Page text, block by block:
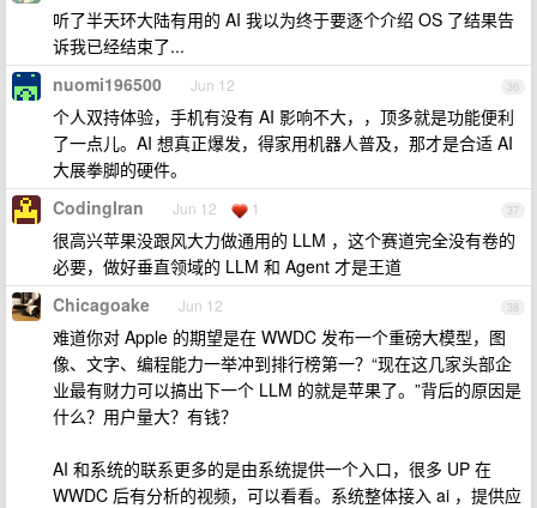
听了半天环大陆有用的 AI 我以为终于要逐个介绍 OS 了结果告
诉我已经结束了...
36
nuomi196500 Jun 12
个人双持体验，手机有没有 AI 影响不大，，顶多就是功能便利
了一点儿。AI 想真正爆发，得家用机器人普及，那才是合适 AI
大展拳脚的硬件。
37
CodingIran Jun 12 1
很高兴苹果没跟风大力做通用的 LLM ，这个赛道完全没有卷的
必要，做好垂直领域的 LLM 和 Agent 才是王道
38
Chicagoake Jun 12
难道你对 Apple 的期望是在 WWDC 发布一个重磅大模型，图
像、文字、编程能力一举冲到排行榜第一？“现在这几家头部企
业最有财力可以搞出下一个 LLM 的就是苹果了。”背后的原因是
什么？用户量大？有钱？
AI 和系统的联系更多的是由系统提供一个入口，很多 UP 在
WWDC 后有分析的视频，可以看看。系统整体接入 ai ，提供应